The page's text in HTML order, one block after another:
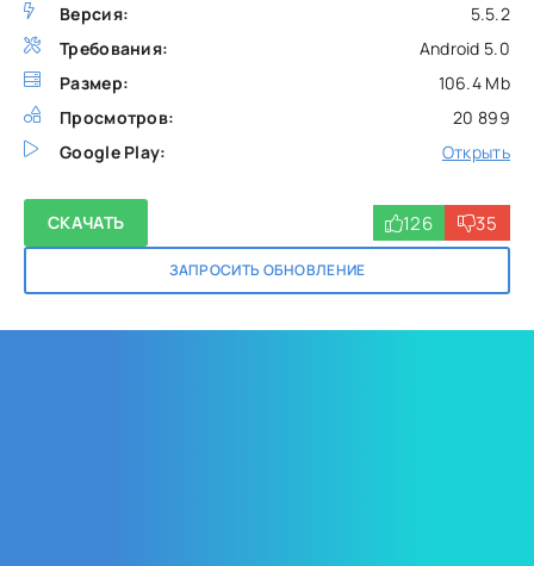
Версия:
5.5.2
Требования:
Android 5.0
Размер:
106.4 Mb
Просмотров:
20 899
Google Play:
Открыть
СКАЧАТЬ
ЗАПРОСИТЬ ОБНОВЛЕНИЕ
126 35